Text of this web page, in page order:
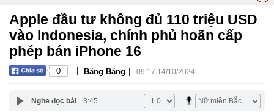
Apple đầu tư không đủ 110 triệu USD
vào Indonesia, chính phủ hoãn cấp
phép bán iPhone 16
0 | Băng Băng | 09:17 14/10/2024
Nghe đọc bài 3:45